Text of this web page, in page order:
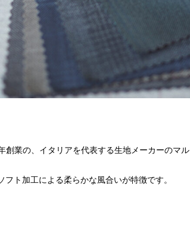
創業の、イタリアを代表する生地メーカーのマ
フト加工による柔らかな風合いが特徴です。